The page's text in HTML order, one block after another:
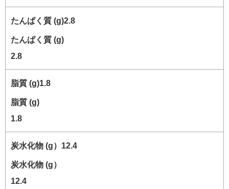
たんぱく質 (g)
2.8
脂質 (g)
1.8
炭水化物 (g）
12.4